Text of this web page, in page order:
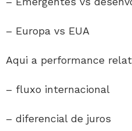
– Europa vs EUA
Aqui a performance
– fluxo internacional
– diferencial de juros